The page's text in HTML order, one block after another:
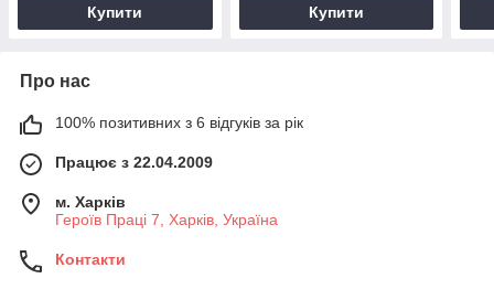
Купити Купити
Про нас
100% позитивних з 6 відгуків за рік
Працює з 22.04.2009
м. Харків
Героїв Праці 7, Харків, Україна
Контакти